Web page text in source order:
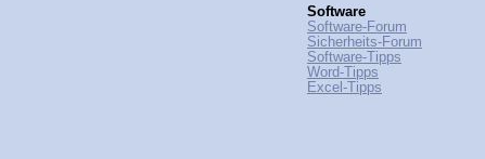
Software
Software-Forum
Sicherheits-Forum
Software-Tipps
Word-Tipps
Excel-Tipps